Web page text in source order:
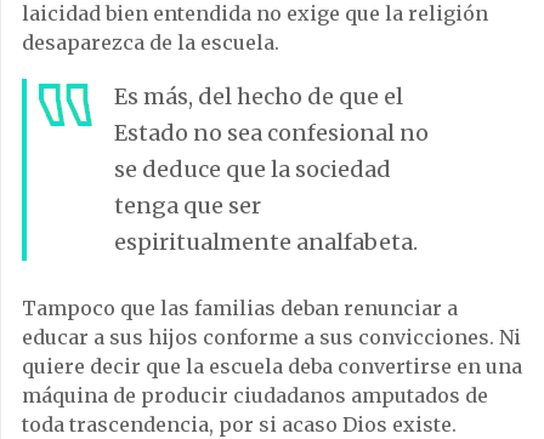
laicidad bien entendida no exige que la religión
desaparezca de la escuela.
Es más, del hecho de que el
Estado no sea confesional no
se deduce que la sociedad
tenga que ser
espiritualmente analfabeta.
Tampoco que las familias deban renunciar a
educar a sus hijos conforme a sus convicciones. Ni
quiere decir que la escuela deba convertirse en una
máquina de producir ciudadanos amputados de
toda trascendencia, por si acaso Dios existe.